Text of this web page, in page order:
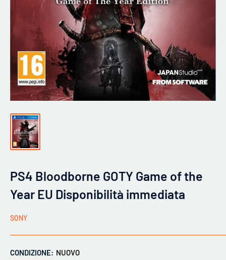
PS4 Bloodborne GOTY Game of the
Year EU Disponibilità immediata
SONY
CONDIZIONE: NUOVO